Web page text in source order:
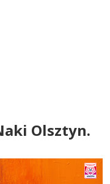
Olsztyn.